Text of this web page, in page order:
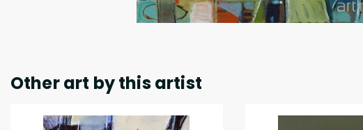
Other art by this artist